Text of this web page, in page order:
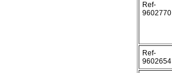
Ref-
9602770
Ref-
9602654